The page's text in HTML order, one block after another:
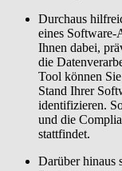
Durchaus
eines Software-
Ihnen dabei,
die
Tool können
Stand Ihrer
identifizieren.
und die
stattfindet.
Darüber hinaus